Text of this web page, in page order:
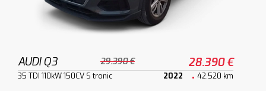
AUDI Q3 29.390 € 28.390 €
35 TDI 110kW 150CV S tronic 2022 42.520 km